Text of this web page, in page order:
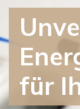
für